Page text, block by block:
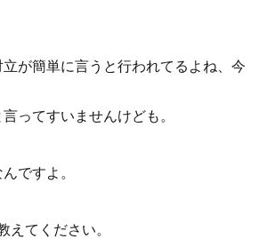
が簡単に言うと行われてるよね、今
ってすいませんけども。
ですよ。
えてください。